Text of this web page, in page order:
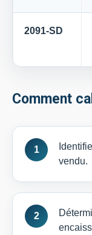
2091-SD
Comment
vendu.